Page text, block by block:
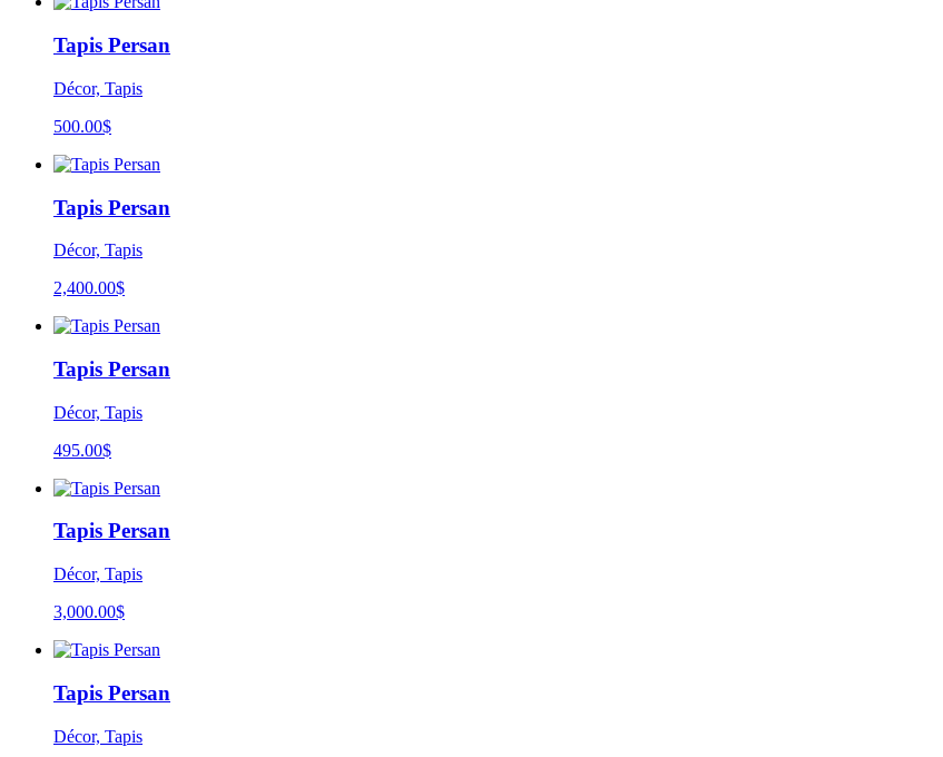
Tapis Persan
Décor, Tapis
500.00$
Tapis Persan
Décor, Tapis
2,400.00$
Tapis Persan
Décor, Tapis
495.00$
Tapis Persan
Décor, Tapis
3,000.00$
Tapis Persan
Décor, Tapis